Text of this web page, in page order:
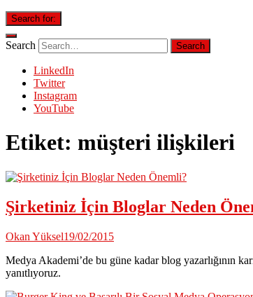
Search for:
Search
LinkedIn
Twitter
Instagram
YouTube
Etiket: müşteri ilişkileri
Şirketiniz İçin Bloglar Neden
Okan Yüksel19/02/2015
Medya Akademi’de bu güne kadar blog yazarlığının
yanıtlıyoruz.